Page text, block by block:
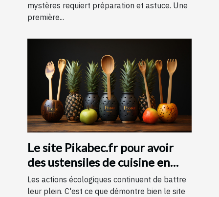
pour une expérience
mémorable
mystères requiert préparation et astuce. Une
première...
Le site Pikabec.fr pour avoir
des ustensiles de cuisine en
bois
Les actions écologiques continuent de battre
leur plein. C'est ce que démontre bien le site